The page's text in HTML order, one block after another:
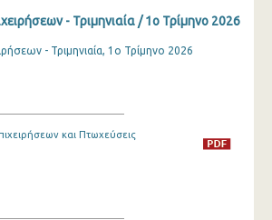
- Τριμηνιαία / 1o Τρίμηνο 2026
- Τριμηνιαία, 1ο Τρίμηνο 2026
και Πτωχεύσεις